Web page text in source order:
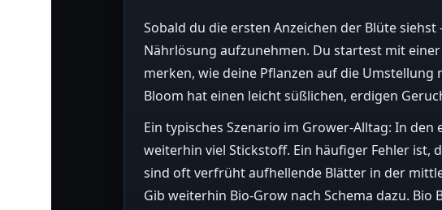
Sobald du die ersten Anzeichen der Blüte
Nährlösung aufzunehmen. Du startest mit
merken, wie deine Pflanzen auf die
Bloom hat einen leicht süßlichen, erdigen
Ein typisches Szenario im Grower-Alltag: In
weiterhin viel Stickstoff. Ein häufiger Fehler ist,
sind oft verfrüht aufhellende Blätter in der
Gib weiterhin Bio-Grow nach Schema dazu.